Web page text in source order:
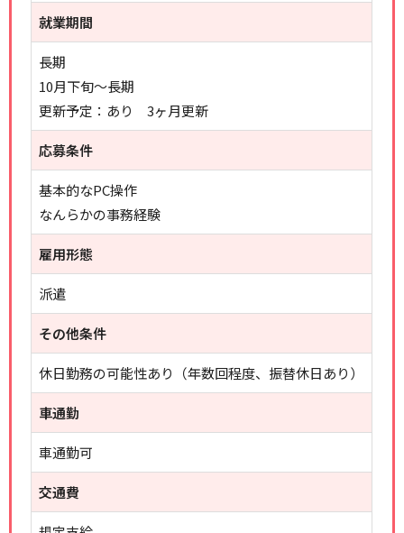
就業期間
長期
10月下旬～長期
更新予定：あり 3ヶ月更新
応募条件
基本的なPC操作
なんらかの事務経験
雇用形態
派遣
その他条件
休日勤務の可能性あり（年数回程度、振替休日あり）
車通勤
車通勤可
交通費